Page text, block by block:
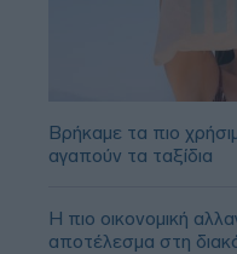
Βρήκαμε τα πιο
αγαπούν τα ταξίδια
Η πιο οικονομική
αποτέλεσμα στη